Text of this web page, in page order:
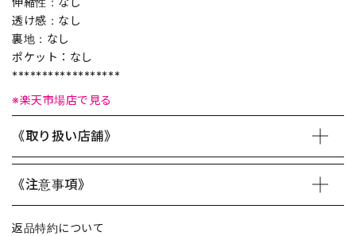
透け感：なし
裏地：なし
ポケット：なし
******************
※楽天市場店で見る
《取り扱い店舗》
《注意事項》
返品特約について